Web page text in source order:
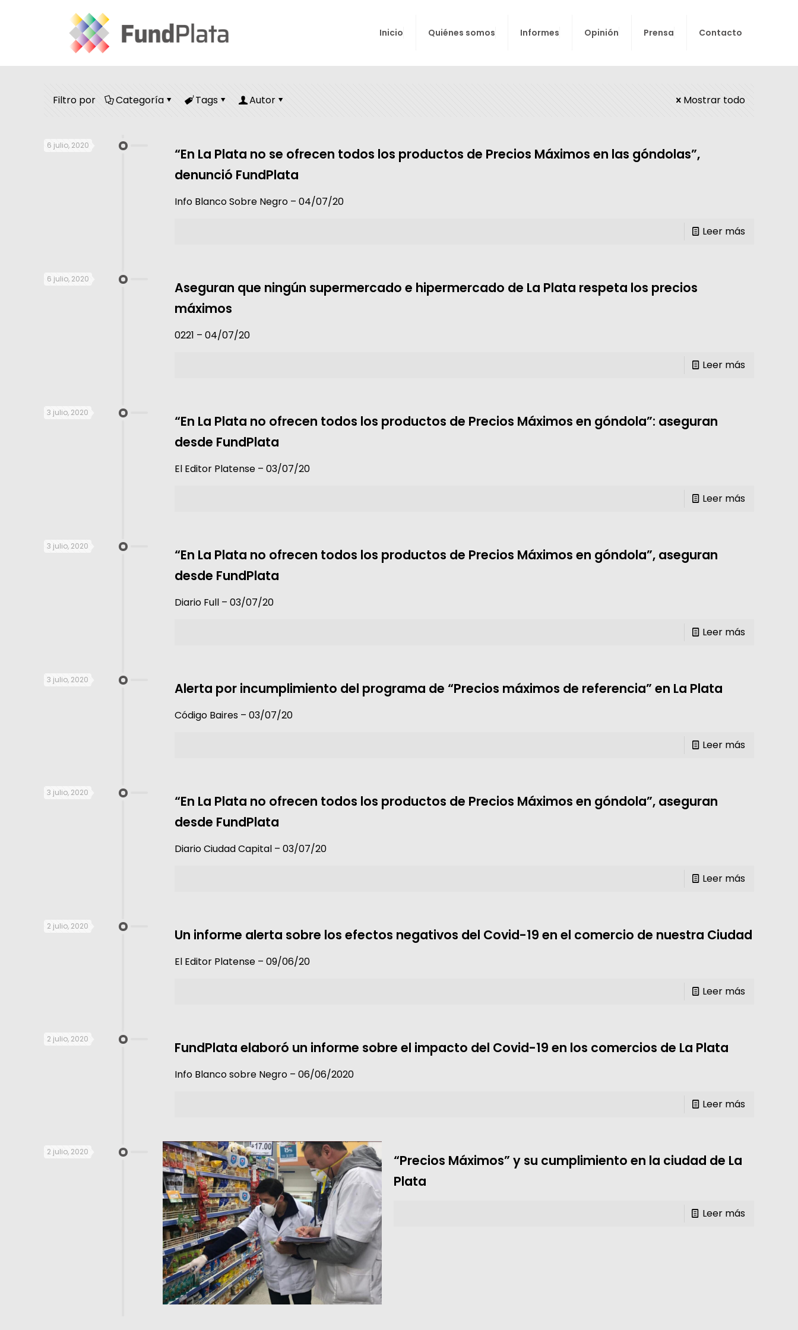
Inicio Quiénes somos Informes Opinión Prensa Contacto
Filtro por Categoría Tags Autor Mostrar todo
6 julio, 2020
“En La Plata no se ofrecen todos los productos de Precios Máximos en las góndolas”,
denunció FundPlata
Info Blanco Sobre Negro – 04/07/20
Leer más
6 julio, 2020
Aseguran que ningún supermercado e hipermercado de La Plata respeta los precios
máximos
0221 – 04/07/20
Leer más
3 julio, 2020
“En La Plata no ofrecen todos los productos de Precios Máximos en góndola”: aseguran
desde FundPlata
El Editor Platense – 03/07/20
Leer más
3 julio, 2020
“En La Plata no ofrecen todos los productos de Precios Máximos en góndola”, aseguran
desde FundPlata
Diario Full – 03/07/20
Leer más
3 julio, 2020
Alerta por incumplimiento del programa de “Precios máximos de referencia” en La Plata
Código Baires – 03/07/20
Leer más
3 julio, 2020
“En La Plata no ofrecen todos los productos de Precios Máximos en góndola”, aseguran
desde FundPlata
Diario Ciudad Capital – 03/07/20
Leer más
2 julio, 2020
Un informe alerta sobre los efectos negativos del Covid-19 en el comercio de nuestra Ciudad
El Editor Platense – 09/06/20
Leer más
2 julio, 2020
FundPlata elaboró un informe sobre el impacto del Covid-19 en los comercios de La Plata
Info Blanco sobre Negro – 06/06/2020
Leer más
2 julio, 2020
“Precios Máximos” y su cumplimiento en la ciudad de La
Plata
Leer más